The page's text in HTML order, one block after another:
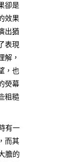
卻是
效果
出猶
表現
解，
，也
熒幕
粗糙
有一
而其
膽的